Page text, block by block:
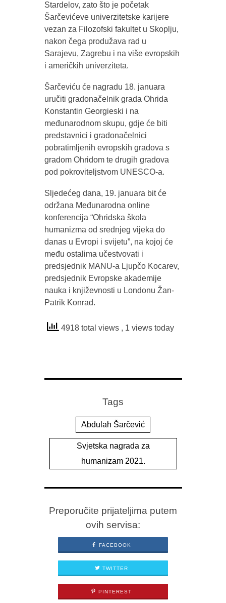
Stardelov, zato što je početak
Šarčevićeve univerzitetske karijere
vezan za Filozofski fakultet u Skoplju,
nakon čega produžava rad u
Sarajevu, Zagrebu i na više evropskih
i američkih univerziteta.
Šarčeviću će nagradu 18. januara
uručiti gradonačelnik grada Ohrida
Konstantin Georgieski i na
međunarodnom skupu, gdje će biti
predstavnici i gradonačelnici
pobratimljenih evropskih gradova s
gradom Ohridom te drugih gradova
pod pokroviteljstvom UNESCO-a.
Sljedećeg dana, 19. januara bit će
održana Međunarodna online
konferencija “Ohridska škola
humanizma od srednjeg vijeka do
danas u Evropi i svijetu”, na kojoj će
među ostalima učestvovati i
predsjednik MANU-a Ljupčo Kocarev,
predsjednik Evropske akademije
nauka i književnosti u Londonu Žan-
Patrik Konrad.
4918 total views , 1 views today
Tags
Abdulah Šarčević
Svjetska nagrada za
humanizam 2021.
Preporučite prijateljima putem
ovih servisa:
FACEBOOK
TWITTER
PINTEREST